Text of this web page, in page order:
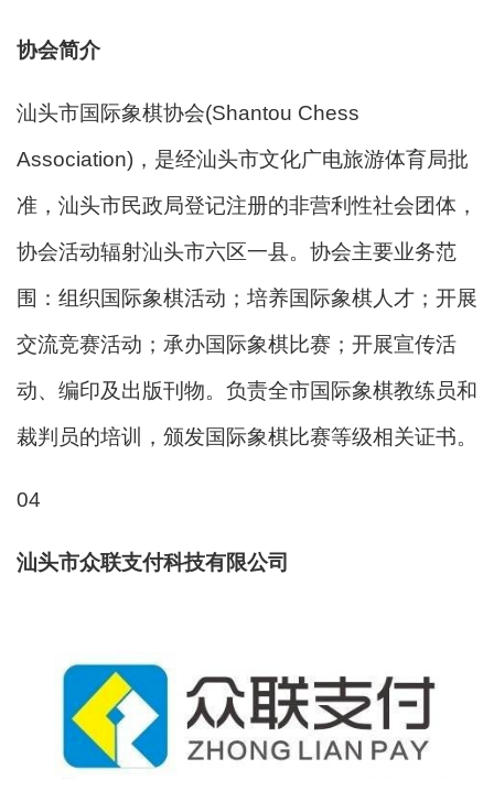
协会简介
汕头市国际象棋协会(Shantou Chess
Association)，是经汕头市文化广电旅游体育局批
准，汕头市民政局登记注册的非营利性社会团体，
协会活动辐射汕头市六区一县。协会主要业务范
围：组织国际象棋活动；培养国际象棋人才；开展
交流竞赛活动；承办国际象棋比赛；开展宣传活
动、编印及出版刊物。负责全市国际象棋教练员和
裁判员的培训，颁发国际象棋比赛等级相关证书。
04
汕头市众联支付科技有限公司